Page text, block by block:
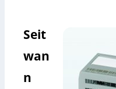
Seit
wan
n